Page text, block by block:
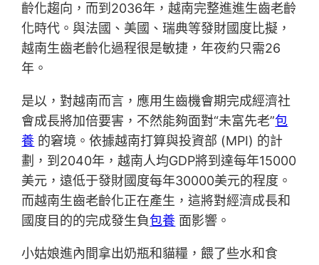
齡化趨向，而到2036年，越南完整進進生齒老齡
化時代。與法國、美國、瑞典等發財國度比擬，
越南生齒老齡化過程很是敏捷，年夜約只需26
年。
是以，對越南而言，應用生齒機會期完成經濟社
會成長將加倍要害，不然能夠面對“未富先老”包
養 的窘境。依據越南打算與投資部 (MPI) 的計
劃，到2040年，越南人均GDP將到達每年15000
美元，遠低于發財國度每年30000美元的程度。
而越南生齒老齡化正在產生，這將對經濟成長和
國度目的的完成發生負包養 面影響。
小姑娘進內間拿出奶瓶和貓糧，餵了些水和食